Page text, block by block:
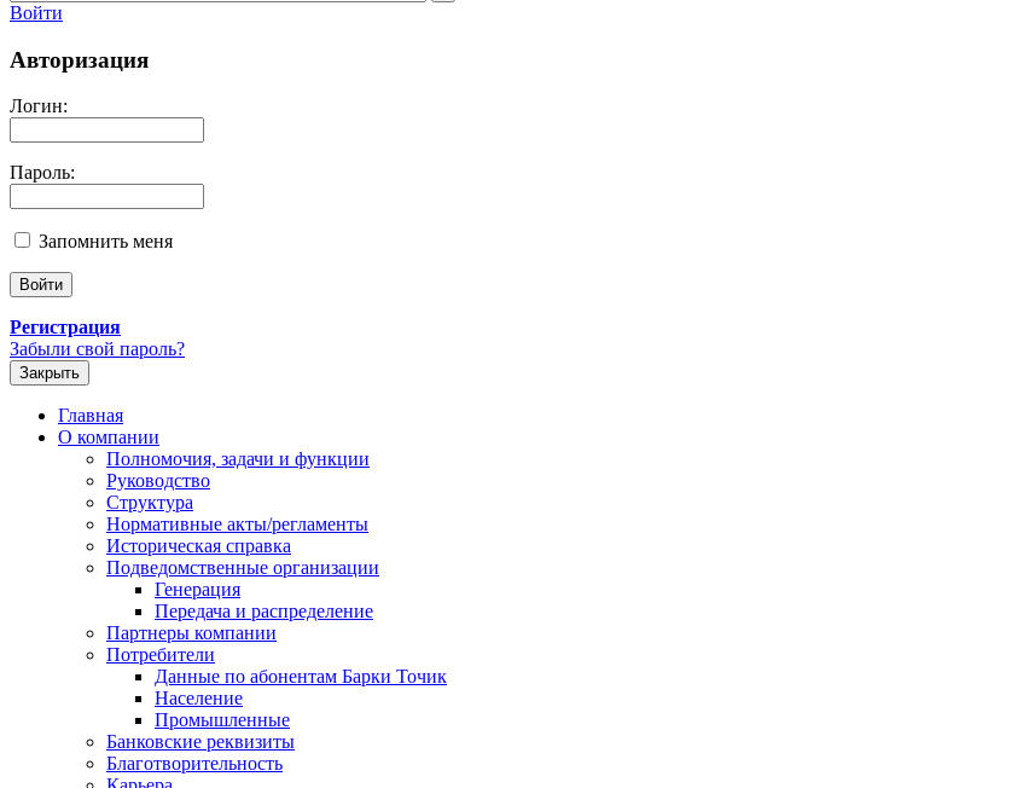
Войти
Авторизация
Логин:
Пароль:
Запомнить меня
Регистрация
Забыли свой пароль?
Закрыть
Главная
О компании
Полномочия, задачи и функции
Руководство
Структура
Нормативные акты/регламенты
Историческая справка
Подведомственные организации
Генерация
Передача и распределение
Партнеры компании
Потребители
Данные по абонентам Барки Точик
Население
Промышленные
Банковские реквизиты
Благотворительность